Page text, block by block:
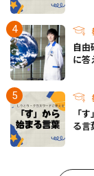
自
に答
「
る言